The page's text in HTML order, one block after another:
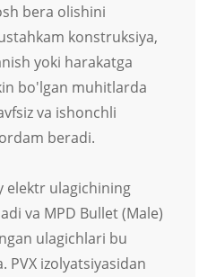
bera olishini
konstruksiya,
yoki harakatga
bo'lgan muhitlarda
va ishonchli
beradi.
elektr ulagichining
va MPD Bullet (Male)
ulagichlari bu
PVX izolyatsiyasidan